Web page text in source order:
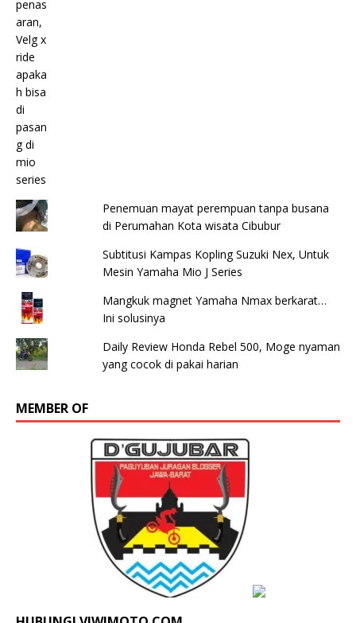
Penemuan mayat perempuan tanpa busana
di Perumahan Kota wisata Cibubur
Subtitusi Kampas Kopling Suzuki Nex, Untuk
Mesin Yamaha Mio J Series
Mangkuk magnet Yamaha Nmax berkarat…
Ini solusinya
Daily Review Honda Rebel 500, Moge nyaman
yang cocok di pakai harian
MEMBER OF